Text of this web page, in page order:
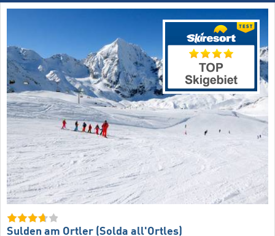
Sulden am Ortler (Solda all'Ortles)